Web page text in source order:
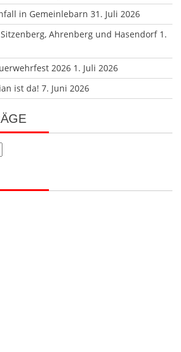
in Gemeinlebarn 31. Juli 2026
Ahrenberg und Hasendorf 1.
2026 1. Juli 2026
ist da! 7. Juni 2026